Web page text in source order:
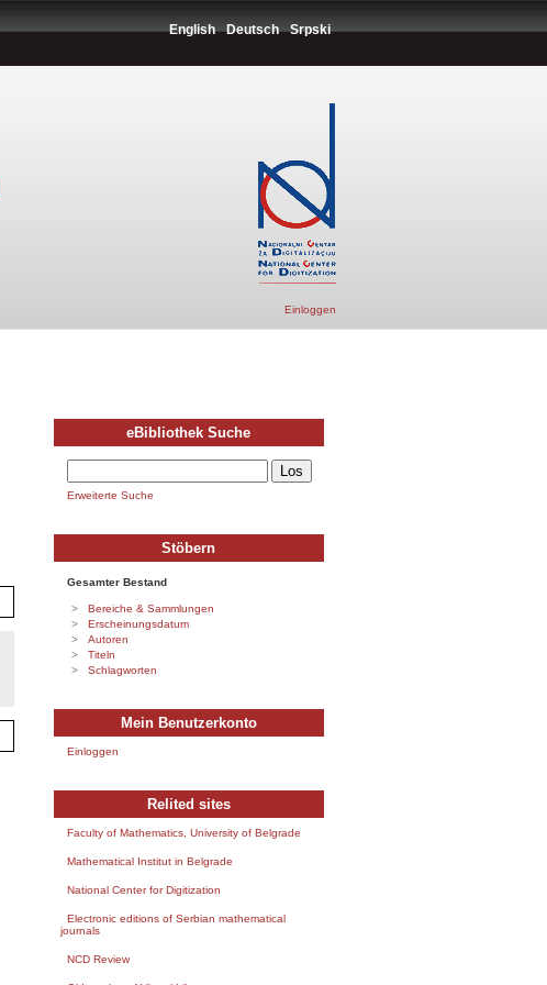
English Deutsch Srpski
Einloggen
eBibliothek Suche
Erweiterte Suche
Stöbern
Gesamter Bestand
Bereiche & Sammlungen
Erscheinungsdatum
Autoren
Titeln
Schlagworten
Mein Benutzerkonto
Einloggen
Relited sites
Faculty of Mathematics, University of Belgrade
Mathematical Institut in Belgrade
National Center for Digitization
Electronic editions of Serbian mathematical
journals
NCD Review